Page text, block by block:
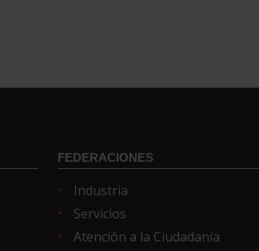
FEDERACIONES
Industria
Servicios
Atención a la Ciudadanía